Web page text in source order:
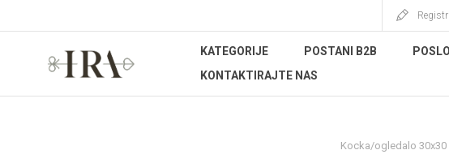
KATEGORIJE POSTANI B2B
KONTAKTIRAJTE NAS
Kocka/ogledalo 30x30